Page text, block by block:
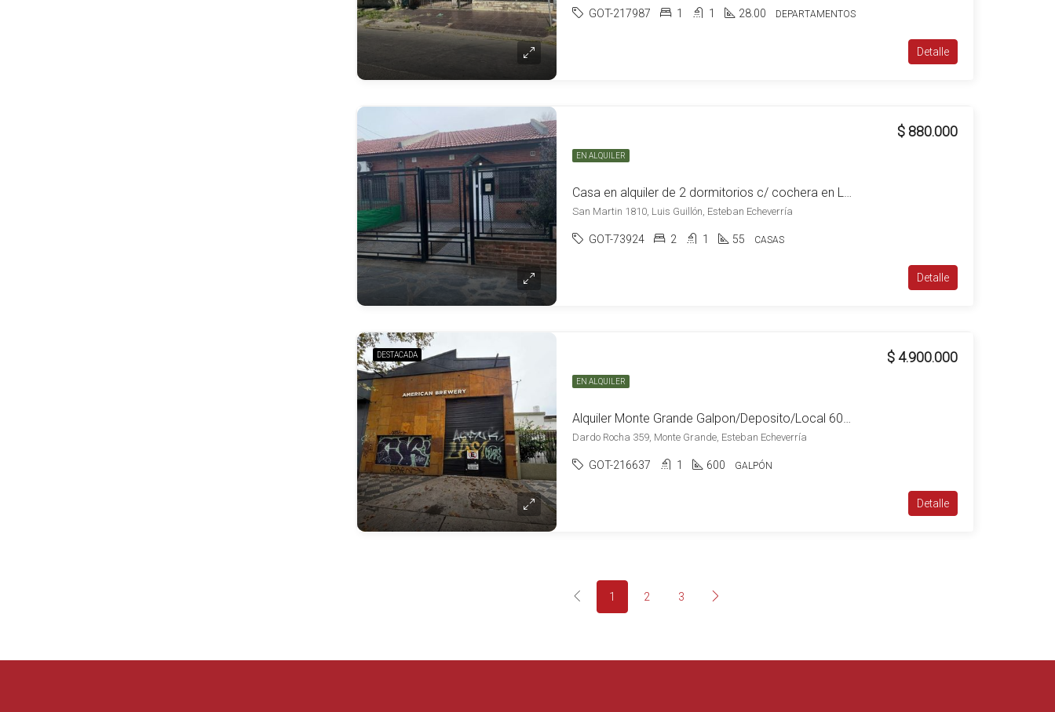
GOT-217987 1 1 28.00 DEPARTAMENTOS
Detalle
EN ALQUILER
Casa en alquiler de 2 dormitorios c/ cochera en Luis Guillón
$ 880.000
San Martin 1810, Luis Guillón, Esteban Echeverría
GOT-73924 2 1 55 CASAS
Detalle
DESTACADA
EN ALQUILER
Alquiler Monte Grande Galpon/Deposito/Local 600M2 (10×60) Zona Comercial
$ 4.900.000
Dardo Rocha 359, Monte Grande, Esteban Echeverría
GOT-216637 1 600 GALPÓN
Detalle
1 2 3